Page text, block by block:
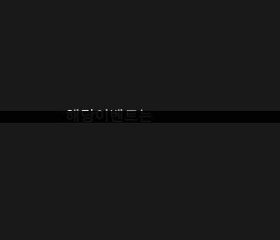
해당이벤트는